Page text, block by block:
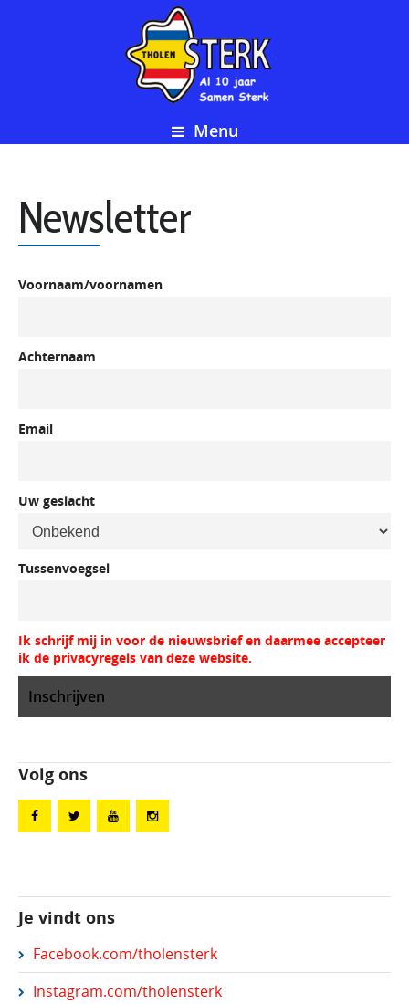
Menu
Newsletter
Voornaam/voornamen
Achternaam
Email
Uw geslacht
Tussenvoegsel
Ik schrijf mij in voor de nieuwsbrief en daarmee accepteer
ik de privacyregels van deze website.
Volg ons
Je vindt ons
Facebook.com/tholensterk
Instagram.com/tholensterk